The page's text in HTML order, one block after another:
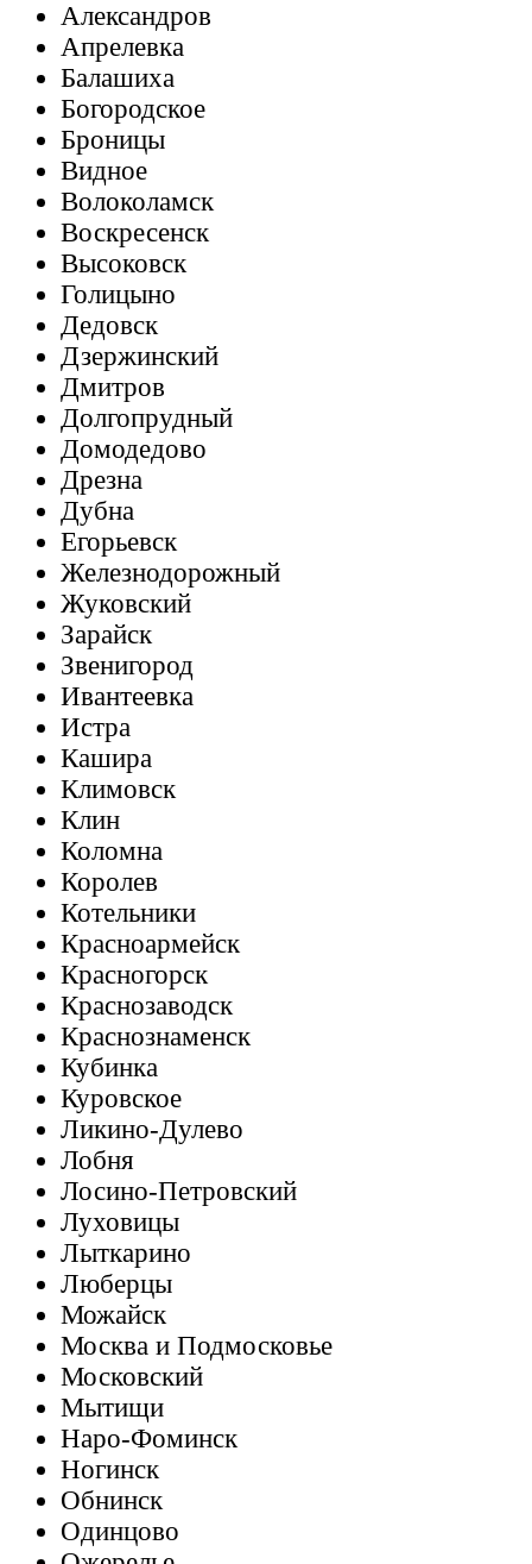
Александров
Апрелевка
Балашиха
Богородское
Броницы
Видное
Волоколамск
Воскресенск
Высоковск
Голицыно
Дедовск
Дзержинский
Дмитров
Долгопрудный
Домодедово
Дрезна
Дубна
Егорьевск
Железнодорожный
Жуковский
Зарайск
Звенигород
Ивантеевка
Истра
Кашира
Климовск
Клин
Коломна
Королев
Котельники
Красноармейск
Красногорск
Краснозаводск
Краснознаменск
Кубинка
Куровское
Ликино-Дулево
Лобня
Лосино-Петровский
Луховицы
Лыткарино
Люберцы
Можайск
Москва и Подмосковье
Московский
Мытищи
Наро-Фоминск
Ногинск
Обнинск
Одинцово